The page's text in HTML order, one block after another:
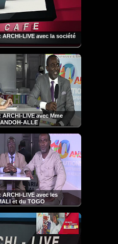
ARCHI-LIVE avec la société
ARCHI-LIVE avec Mme
ALLE
ARCHI-LIVE avec les
et du TOGO